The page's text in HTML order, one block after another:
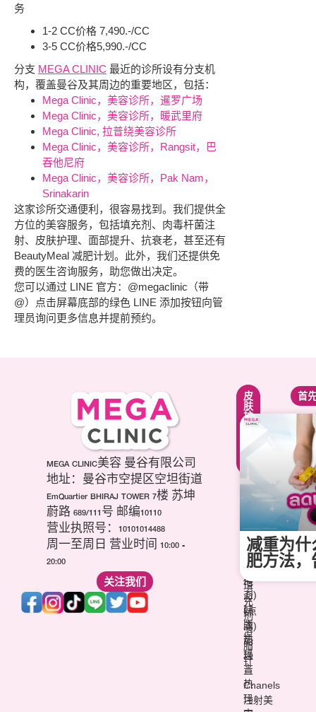
务
1-2 CC价格 7,490.-/CC
3-5 CC价格5,990.-/CC
分支 MEGA CLINIC 最近的诊所设有分支机
构，覆盖曼谷及其周边的重要地区，包括：
Mega Clinic，美容诊所，暹罗广场
Mega Clinic，美容诊所，暖武里府
Mega Clinic, 拉普绕美容诊所
Mega Clinic，美容诊所，Rangsit，巴
吞他尼府
Mega Clinic，美容诊所，Pak Nam，
Srinakarin
这家诊所交通便利，很容易找到。我们提供全
方位的美容服务，包括填充剂、肉毒杆菌注
射、皮肤护理、面部提升、抗衰老，甚至还有
BeautyMeal 减肥计划。此外，我们还提供免
费的医生咨询服务，助您做出决定。
您可以通过 LINE 官方：@megaclinic（带
@）点击屏幕底部的绿色 LINE 添加按钮向管
理员询问更多信息并提前预约。
MEGA CLINIC美容 曼谷有限公司
地址：曼谷市空提区空坦街道
EmQuartier BHIRAJ TOWER 7楼 苏坤
蔚路 689/111号 邮编10110
营业执照号：10101014488
周一至周日 营业时间 10:00 -
20:00
关注我们
面
部
轮
廓
整
目
肉
毒
杆
菌
(玻
尿
酸)
填
充
剂
溶
脂
针
紧
致
提
升
程
芙
音
波
(超
声
刀)
韩
版
热
玛
吉
热
玛
皮
肤
护
理
程
美
祛
痘
疤
针
维
他
命
(点
滴)
丽
珠
兰
Chanels
注射美
首
减重为
肥方法，